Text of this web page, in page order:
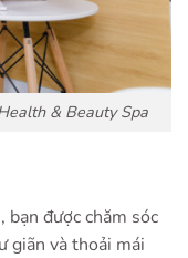
& Beauty Spa
được chăm sóc
giãn và thoải mái